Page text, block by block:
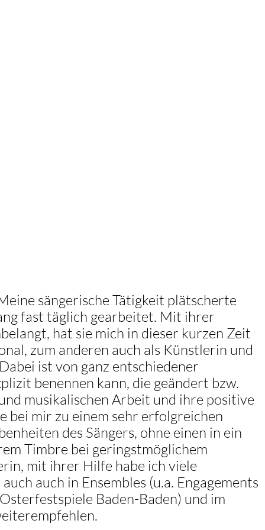
sängerische Tätigkeit plätscherte
fast täglich gearbeitet. Mit ihrer
hat sie mich in dieser kurzen Zeit
zum anderen auch als Künstlerin und
ist von ganz entschiedener
benennen kann, die geändert bzw.
musikalischen Arbeit und ihre positive
bei mir zu einem sehr erfolgreichen
des Sängers, ohne einen in ein
Timbre bei geringstmöglichem
mit ihrer Hilfe habe ich viele
auch in Ensembles (u.a. Engagements
Baden-Baden) und im